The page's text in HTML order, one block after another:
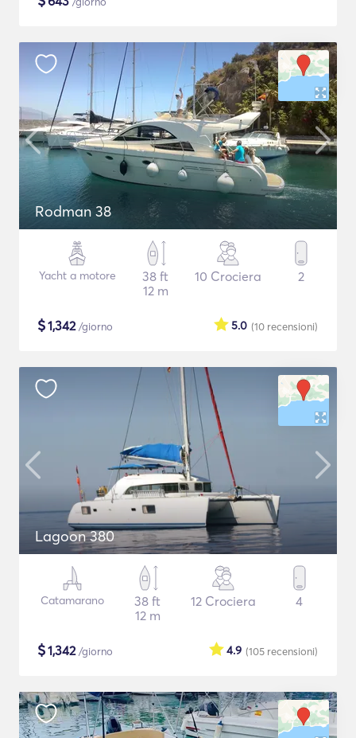
Rodman 38
Yacht a motore
38 ft
12 m
10 Crociera 2
$1,342/giorno (10 recensioni)
5.0
Lagoon 380
Catamarano
38 ft
12 m
12 Crociera 4
$1,342/giorno (105 recensioni)
4.9